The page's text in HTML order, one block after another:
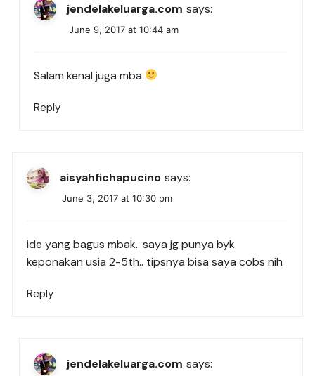
jendelakeluarga.com says:
June 9, 2017 at 10:44 am
Salam kenal juga mba
Reply
aisyahfichapucino says:
June 3, 2017 at 10:30 pm
ide yang bagus mbak.. saya jg punya byk
keponakan usia 2-5th.. tipsnya bisa saya cobs nih
Reply
jendelakeluarga.com says: